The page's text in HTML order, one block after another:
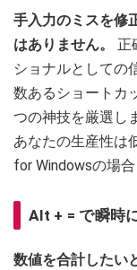
手入力のミスを修
はありません。 正
ショナルとしての
数あるショートカ
つの神技を厳選し
あなたの生産性は
for Windowsの場合
Alt + = で瞬時
数値を合計したい